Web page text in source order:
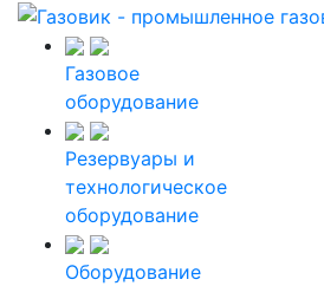
Газовое
оборудование
Резервуары и
технологическое
оборудование
Оборудование